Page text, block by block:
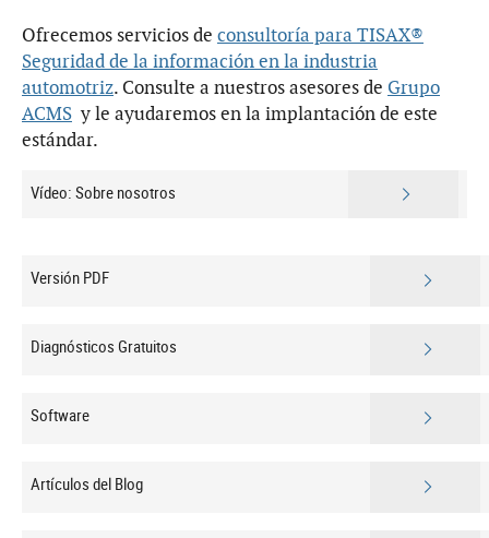
Ofrecemos servicios de consultoría para TISAX®
Seguridad de la información en la industria
automotriz. Consulte a nuestros asesores de Grupo
ACMS y le ayudaremos en la implantación de este
estándar.
Vídeo: Sobre nosotros
Versión PDF
Diagnósticos Gratuitos
Software
Artículos del Blog